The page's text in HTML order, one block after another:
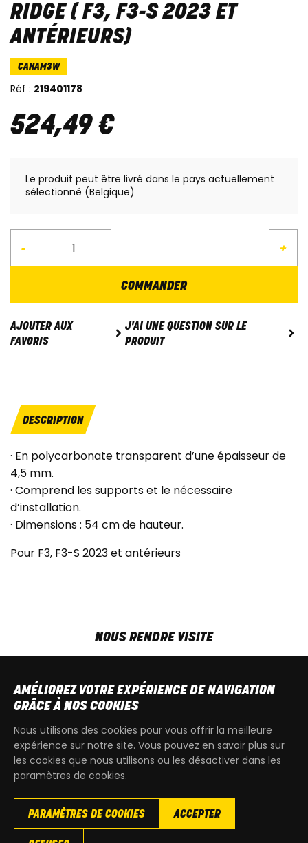
RIDGE ( F3, F3-S 2023 ET
ANTÉRIEURS)
CANAM3W
Réf : 219401178
524,49€
Le produit peut être livré dans le pays actuellement
sélectionné (Belgique)
- +
COMMANDER
AJOUTER AUX
FAVORIS
J'AI UNE QUESTION SUR LE
PRODUIT
DESCRIPTION
· En polycarbonate transparent d’une épaisseur de
4,5 mm.
· Comprend les supports et le nécessaire
d’installation.
· Dimensions : 54 cm de hauteur.
Pour F3, F3-S 2023 et antérieurs
NOUS RENDRE VISITE
SAM9h00 - 13h30
T+32 64 700 970
AMÉLIOREZ VOTRE EXPÉRIENCE DE NAVIGATION
GRÂCE À NOS COOKIES
Nous utilisons des cookies pour vous offrir la meilleure
expérience sur notre site. Vous pouvez en savoir plus sur
les cookies que nous utilisons ou les désactiver dans les
paramètres de cookies.
PARAMÈTRES DE COOKIES ACCEPTER